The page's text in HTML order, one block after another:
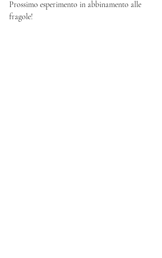
Prossimo esperimento in abbinamento alle
fragole!